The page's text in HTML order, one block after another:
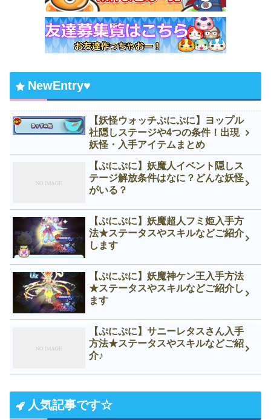
NewEntry♥
【妖怪ウォッチぷにぷに】ヨップル
社隠しステージや4つの条件！出現
妖怪・入手アイテムまとめ
【ぷにぷに】妖魔人イベント隠しス
テージ解放条件はなに？どんな妖怪
がいる？
【ぷにぷに】妖魔超人フミ姫入手方
法★ステータスやスキルなどご紹介
します
【ぷにぷに】妖魔神ケン王入手方法
★ステータスやスキルなどご紹介し
ます
【ぷにぷに】サニーレタスさん入手
方法★ステータスやスキルなどご紹
介♪
人気記事です☆